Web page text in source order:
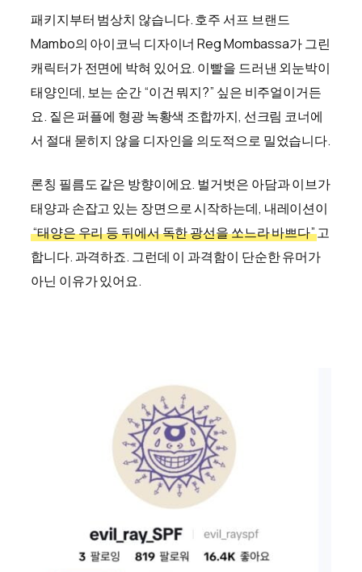
패키지부터 범상치 않습니다. 호주 서프 브랜드
Mambo의 아이코닉 디자이너 Reg Mombassa가 그린
캐릭터가 전면에 박혀 있어요. 이빨을 드러낸 외눈박이
태양인데, 보는 순간 “이건 뭐지?” 싶은 비주얼이거든
요. 짙은 퍼플에 형광 녹황색 조합까지, 선크림 코너에
서 절대 묻히지 않을 디자인을 의도적으로 밀었습니다.
론칭 필름도 같은 방향이에요. 벌거벗은 아담과 이브가
태양과 손잡고 있는 장면으로 시작하는데, 내레이션이
“태양은 우리 등 뒤에서 독한 광선을 쏘느라 바쁘다”고
합니다. 과격하죠. 그런데 이 과격함이 단순한 유머가
아닌 이유가 있어요.